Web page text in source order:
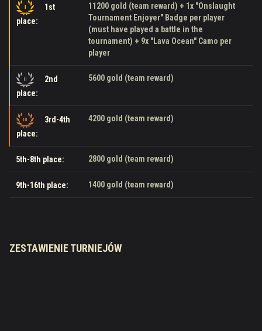
1st
place:
11200 gold (team reward) + 1x "Onslaught
Tournament Enjoyer" Badge per player
(must have played a battle in the
tournament) + 9x "Lava Ocean" Camo per
player
2nd
place:
5600 gold (team reward)
3rd-4th
place:
4200 gold (team reward)
5th-8th place: 2800 gold (team reward)
9th-16th place: 1400 gold (team reward)
ZESTAWIENIE TURNIEJÓW